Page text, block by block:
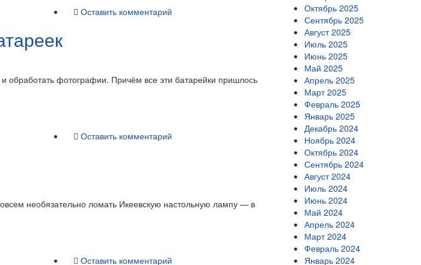
Оставить комментарий
обработать фотографии. Причём все эти батарейки пришлось
Оставить комментарий
необязательно ломать Икеевскую настольную лампу — в
Оставить комментарий
Октябрь 2025
Сентябрь 2025
Август 2025
Июль 2025
Июнь 2025
Май 2025
Апрель 2025
Март 2025
Февраль 2025
Январь 2025
Декабрь 2024
Ноябрь 2024
Октябрь 2024
Сентябрь 2024
Август 2024
Июль 2024
Июнь 2024
Май 2024
Апрель 2024
Март 2024
Февраль 2024
Январь 2024